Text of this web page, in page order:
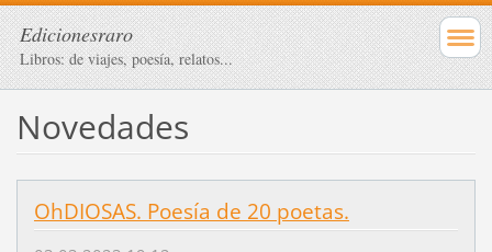
Edicionesraro
Libros: de viajes, poesía, relatos...
Novedades
OhDIOSAS. Poesía de 20 poetas.